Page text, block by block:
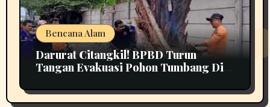
Bencana Alam
Darurat Citangkil! BPBD Turun
Tangan Evakuasi Pohon Tumbang Di